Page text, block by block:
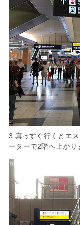
3.真っすぐ行くとエ
ーターで2階へ上がり